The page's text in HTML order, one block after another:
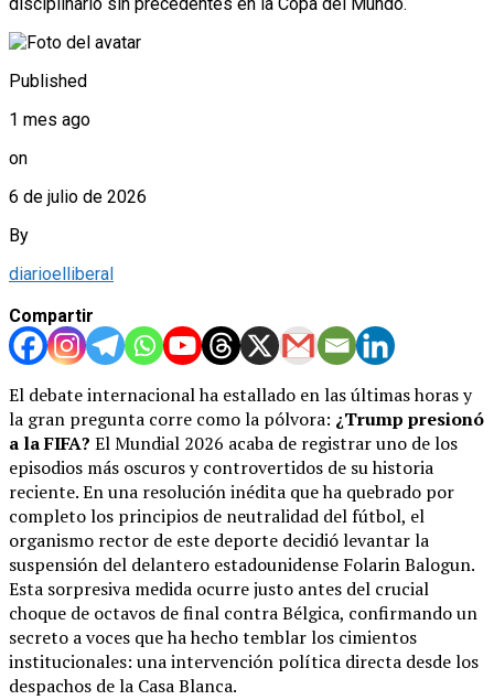
disciplinario sin precedentes en la Copa del Mundo.
Published
1 mes ago
on
6 de julio de 2026
By
diarioelliberal
Compartir
El debate internacional ha estallado en las últimas horas y
la gran pregunta corre como la pólvora: ¿Trump presionó
a la FIFA? El Mundial 2026 acaba de registrar uno de los
episodios más oscuros y controvertidos de su historia
reciente. En una resolución inédita que ha quebrado por
completo los principios de neutralidad del fútbol, el
organismo rector de este deporte decidió levantar la
suspensión del delantero estadounidense Folarin Balogun.
Esta sorpresiva medida ocurre justo antes del crucial
choque de octavos de final contra Bélgica, confirmando un
secreto a voces que ha hecho temblar los cimientos
institucionales: una intervención política directa desde los
despachos de la Casa Blanca.